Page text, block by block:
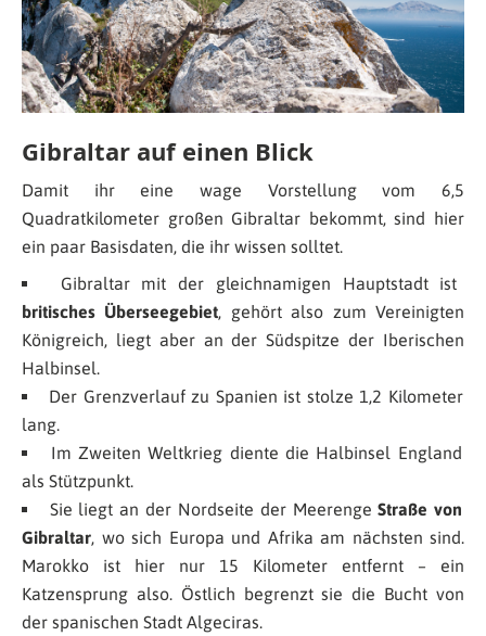
Gibraltar auf einen Blick
Damit ihr eine wage Vorstellung vom 6,5
Quadratkilometer großen Gibraltar bekommt, sind hier
ein paar Basisdaten, die ihr wissen solltet.
Gibraltar mit der gleichnamigen Hauptstadt ist
britisches Überseegebiet, gehört also zum Vereinigten
Königreich, liegt aber an der Südspitze der Iberischen
Halbinsel.
Der Grenzverlauf zu Spanien ist stolze 1,2 Kilometer
lang.
Im Zweiten Weltkrieg diente die Halbinsel England
als Stützpunkt.
Sie liegt an der Nordseite der MeerengeStraße von
Gibraltar, wo sich Europa und Afrika am nächsten sind.
Marokko ist hier nur 15 Kilometer entfernt – ein
Katzensprung also. Östlich begrenzt sie die Bucht von
der spanischen Stadt Algeciras.